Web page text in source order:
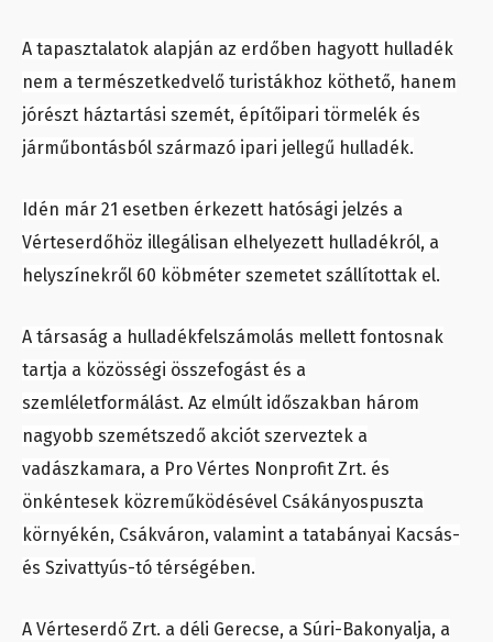
A tapasztalatok alapján az erdőben hagyott hulladék
nem a természetkedvelő turistákhoz köthető, hanem
jórészt háztartási szemét, építőipari törmelék és
járműbontásból származó ipari jellegű hulladék.
Idén már 21 esetben érkezett hatósági jelzés a
Vérteserdőhöz illegálisan elhelyezett hulladékról, a
helyszínekről 60 köbméter szemetet szállítottak el.
A társaság a hulladékfelszámolás mellett fontosnak
tartja a közösségi összefogást és a
szemléletformálást. Az elmúlt időszakban három
nagyobb szemétszedő akciót szerveztek a
vadászkamara, a Pro Vértes Nonprofit Zrt. és
önkéntesek közreműködésével Csákányospuszta
környékén, Csákváron, valamint a tatabányai Kacsás-
és Szivattyús-tó térségében.
A Vérteserdő Zrt. a déli Gerecse, a Súri-Bakonyalja, a